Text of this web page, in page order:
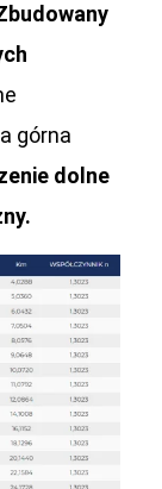
górna
dolne